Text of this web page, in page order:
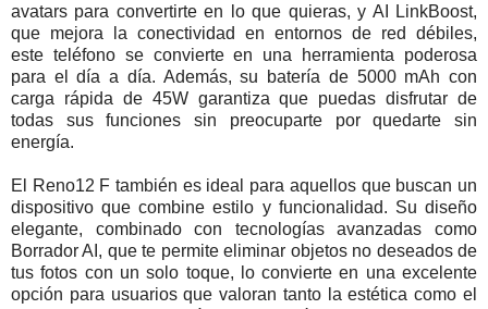
avatars para convertirte en lo que quieras, y AI LinkBoost,
que mejora la conectividad en entornos de red débiles,
este teléfono se convierte en una herramienta poderosa
para el día a día. Además, su batería de 5000 mAh con
carga rápida de 45W garantiza que puedas disfrutar de
todas sus funciones sin preocuparte por quedarte sin
energía.
El Reno12 F también es ideal para aquellos que buscan un
dispositivo que combine estilo y funcionalidad. Su diseño
elegante, combinado con tecnologías avanzadas como
Borrador AI, que te permite eliminar objetos no deseados de
tus fotos con un solo toque, lo convierte en una excelente
opción para usuarios que valoran tanto la estética como el